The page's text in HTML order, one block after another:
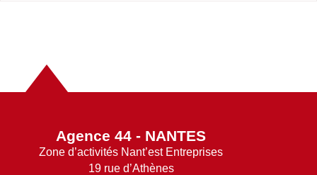
Agence 44 - NANTES
Zone d’activités Nant’est Entreprises
19 rue d’Athènes